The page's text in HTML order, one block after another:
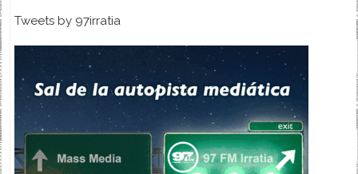
Tweets by 97irratia